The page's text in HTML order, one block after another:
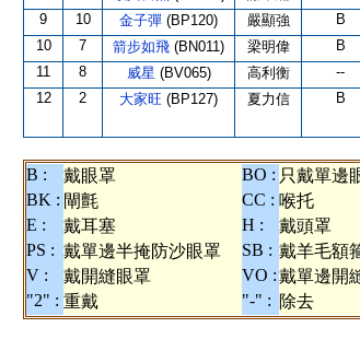
9 10 金子彈 (BP120) 嚴顯強 B
10 7 箭步如飛 (BN011) 梁明偉 B
11 8 威星 (BV065) 高利衡 --
12 2 大家旺 (BP127) 夏力信 B
B : 戴眼罩 BO : 只戴單邊
BK : 閘氈 CC : 喉托
E :
戴耳塞 H : 戴頭罩
PS : 戴單邊半掩防沙眼罩 SB : 戴羊毛額
V :
戴開縫眼罩 VO :戴單邊開
"2" : 重戴 "-" : 除去